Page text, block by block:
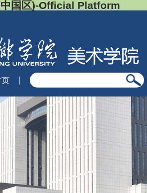
国区)-Official Platform
页